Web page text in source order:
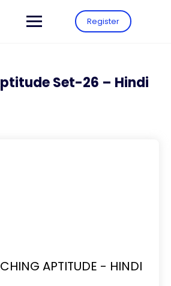
Register
Set-26 – Hindi
APTITUDE - HINDI